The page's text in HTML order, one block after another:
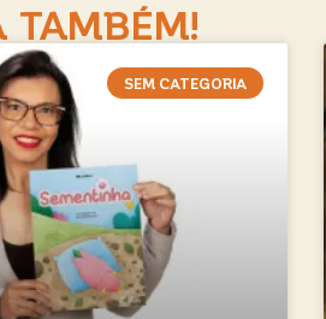
TAMBÉM!
SEM CATEGORIA